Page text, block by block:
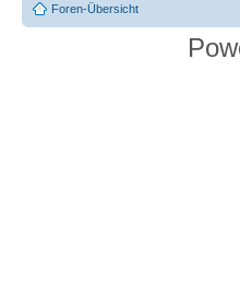
Foren-Übersicht